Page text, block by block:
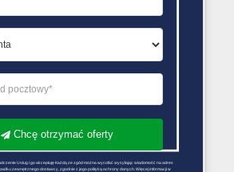
Chcę otrzymać oferty
Usług i go akceptuję Każdą ze zgód można wycofać wysyłając wiadomość na adres
zewnętrznego dostawcy, zgodnie z jego polityką ochrony danych. Więcej informacji w